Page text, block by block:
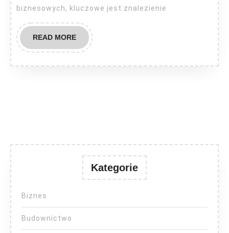
biznesowych, kluczowe jest znalezienie
READ MOREREAD
MORE
Kategorie
Biznes
Budownictwo